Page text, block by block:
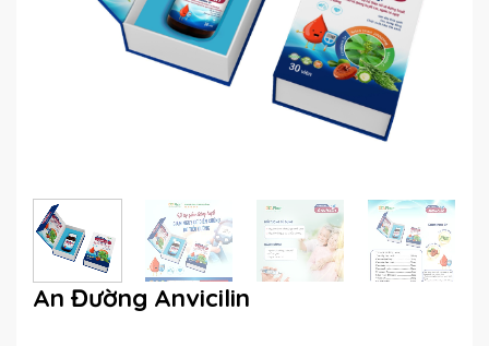
An Đường Anvicilin